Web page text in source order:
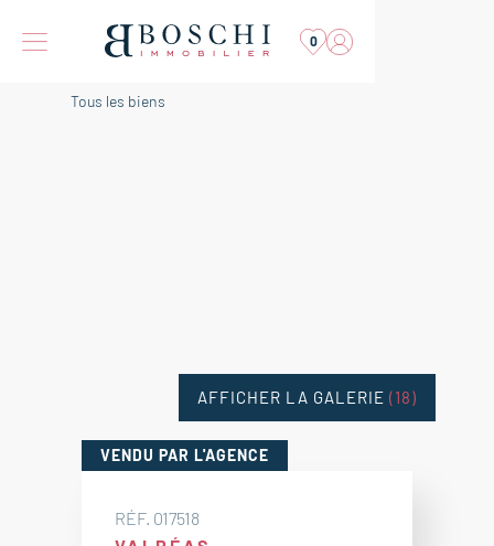
0
Tous les biens
VENDU PAR L'AGENCE
RÉF. 017518
AFFICHER LA GALERIE (18)